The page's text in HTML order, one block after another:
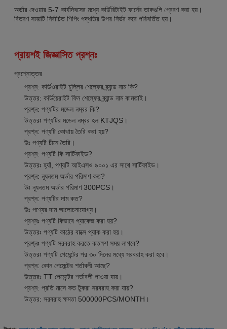
অর্ডার দেওয়ার 5-7 কার্যদিবসের মধ্যে কর্ডিরিটাইট ফার্নের তাকগুলি প্রেরণ করা হয়।
বিতরণ সময়টি নির্বাচিত শিপিং পদ্ধতির উপর নির্ভর করে পরিবর্তিত হয়।
প্রায়শই জিজ্ঞাসিত প্রশ্নঃ
প্রশ্নোত্তর
প্রশ্ন: কর্ডিওরাইট চুল্লির শেল্ফের ব্র্যান্ড নাম কি?
উত্তর: কর্ডিয়েরাইট ফিন শেল্ফের ব্র্যান্ড নাম কামতাই।
প্রশ্ন: পণ্যটির মডেল নম্বর কি?
উত্তরঃ পণ্যটির মডেল নম্বর হল KTJQS।
প্রশ্ন: পণ্যটি কোথায় তৈরি করা হয়?
উঃ পণ্যটি চীনে তৈরি।
প্রশ্ন: পণ্যটি কি সার্টিফাইড?
উত্তরঃ হ্যাঁ, পণ্যটি আইএসও ৯০০১ এর সাথে সার্টিফাইড।
প্রশ্ন: ন্যূনতম অর্ডার পরিমাণ কত?
উঃ ন্যূনতম অর্ডার পরিমাণ 300PCS।
প্রশ্ন: পণ্যটির দাম কত?
উঃ পণ্যের দাম আলোচনাযোগ্য।
প্রশ্নঃ পণ্যটি কিভাবে প্যাকেজ করা হয়?
উত্তরঃ পণ্যটি কাঠের বাক্সে প্যাক করা হয়।
প্রশ্নঃ পণ্যটি সরবরাহ করতে কতক্ষণ সময় লাগবে?
উত্তরঃ পণ্যটি পেমেন্টের পর ৩০ দিনের মধ্যে সরবরাহ করা হবে।
প্রশ্ন: কোন পেমেন্টের শর্তাবলী আছে?
উত্তরঃ TT পেমেন্টের শর্তাবলী পাওয়া যায়।
প্রশ্ন: প্রতি মাসে কত টুকরা সরবরাহ করা যায়?
উত্তর: সরবরাহ ক্ষমতা 500000PCS/MONTH।